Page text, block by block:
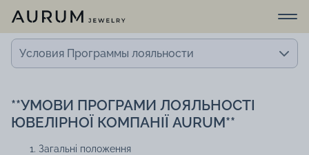
Условия Программы лояльности
**УМОВИ ПРОГРАМИ ЛОЯЛЬНОСТІ
ЮВЕЛІРНОЇ КОМПАНІЇ AURUM**
Загальні положення